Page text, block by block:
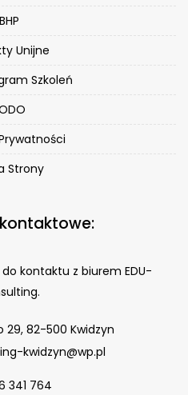
BHP
Unijne
Szkoleń
Strony
kontaktu z biurem EDU-
29, 82-500 Kwidzyn
kwidzyn@wp.pl
341 764